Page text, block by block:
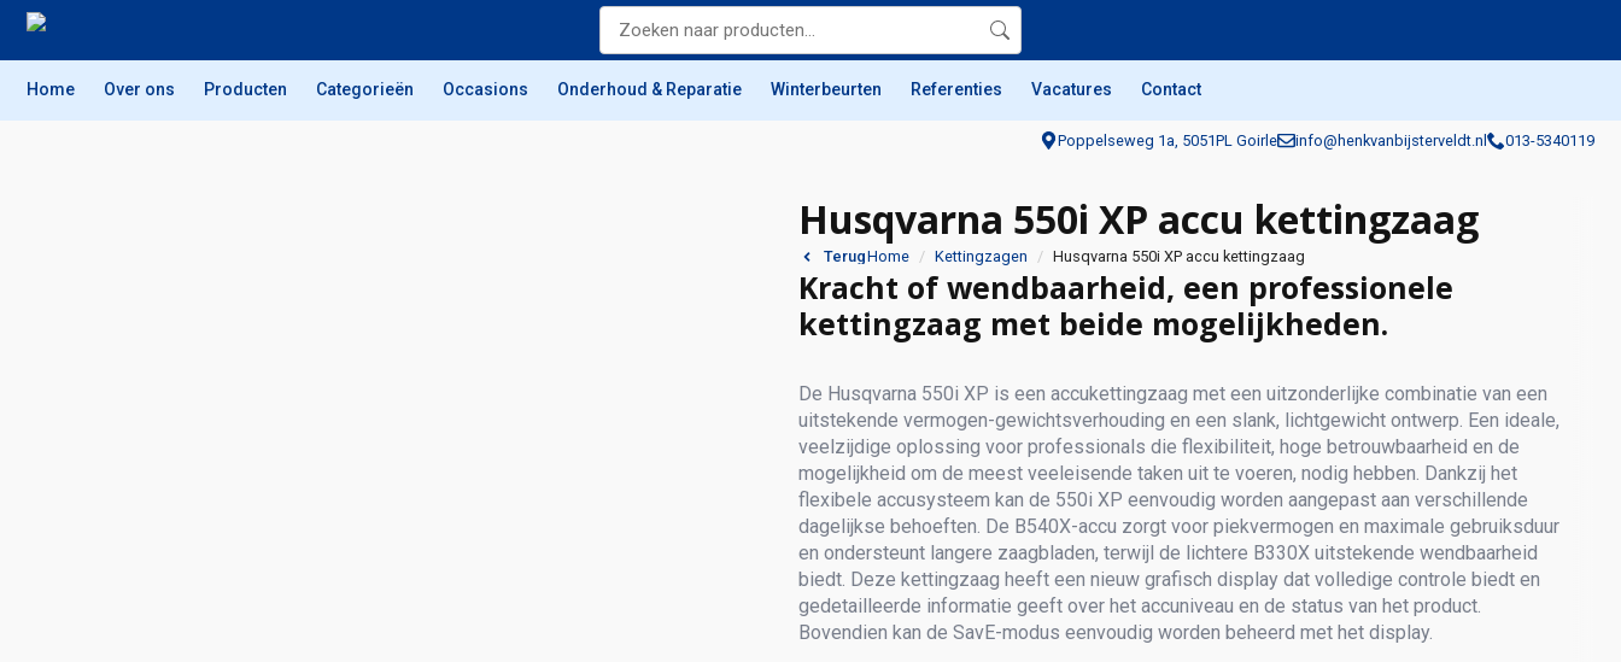
Home Over ons Producten Categorieën Occasions Onderhoud & Reparatie Winterbeurten Referenties Vacatures Contact
Poppelseweg 1a, 5051PL Goirle info@henkvanbijsterveldt.nl 013-5340119
Husqvarna 550i XP accu kettingzaag
TerugHome Kettingzagen Husqvarna 550i XP accu kettingzaag
Kracht of wendbaarheid, een professionele
kettingzaag met beide mogelijkheden.
De Husqvarna 550i XP is een accukettingzaag met een uitzonderlijke combinatie van een
uitstekende vermogen-gewichtsverhouding en een slank, lichtgewicht ontwerp. Een ideale,
veelzijdige oplossing voor professionals die flexibiliteit, hoge betrouwbaarheid en de
mogelijkheid om de meest veeleisende taken uit te voeren, nodig hebben. Dankzij het
flexibele accusysteem kan de 550i XP eenvoudig worden aangepast aan verschillende
dagelijkse behoeften. De B540X-accu zorgt voor piekvermogen en maximale gebruiksduur
en ondersteunt langere zaagbladen, terwijl de lichtere B330X uitstekende wendbaarheid
biedt. Deze kettingzaag heeft een nieuw grafisch display dat volledige controle biedt en
gedetailleerde informatie geeft over het accuniveau en de status van het product.
Bovendien kan de SavE-modus eenvoudig worden beheerd met het display.